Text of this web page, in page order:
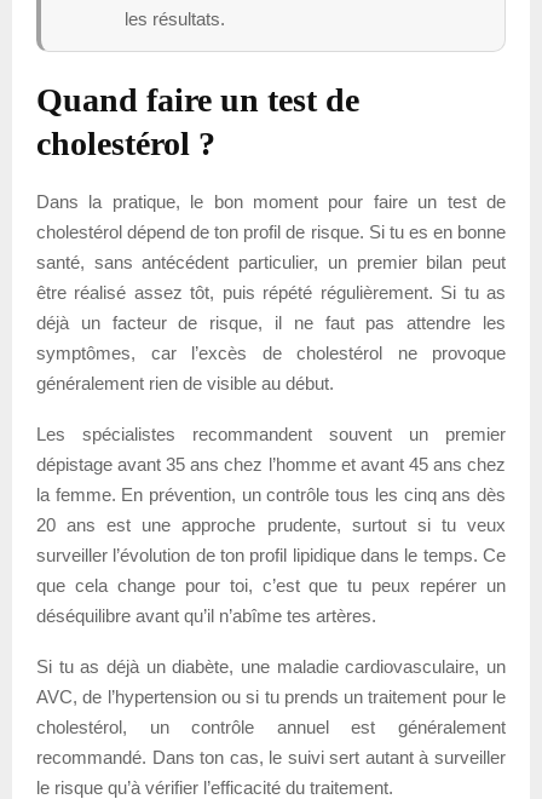
les résultats.
Quand faire un test de
cholestérol ?
Dans la pratique, le bon moment pour faire un test de
cholestérol dépend de ton profil de risque. Si tu es en bonne
santé, sans antécédent particulier, un premier bilan peut
être réalisé assez tôt, puis répété régulièrement. Si tu as
déjà un facteur de risque, il ne faut pas attendre les
symptômes, car l’excès de cholestérol ne provoque
généralement rien de visible au début.
Les spécialistes recommandent souvent un premier
dépistage avant 35 ans chez l’homme et avant 45 ans chez
la femme. En prévention, un contrôle tous les cinq ans dès
20 ans est une approche prudente, surtout si tu veux
surveiller l’évolution de ton profil lipidique dans le temps. Ce
que cela change pour toi, c’est que tu peux repérer un
déséquilibre avant qu’il n’abîme tes artères.
Si tu as déjà un diabète, une maladie cardiovasculaire, un
AVC, de l’hypertension ou si tu prends un traitement pour le
cholestérol, un contrôle annuel est généralement
recommandé. Dans ton cas, le suivi sert autant à surveiller
le risque qu’à vérifier l’efficacité du traitement.